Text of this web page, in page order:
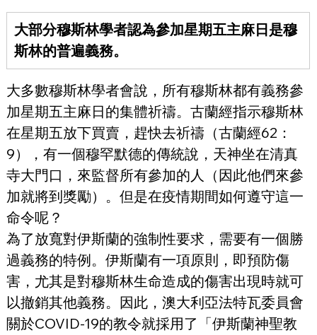
大部分穆斯林學者認為參加星期五主麻日是穆
斯林的普遍義務。
大多數穆斯林學者會說，所有穆斯林都有義務參
加星期五主麻日的集體祈禱。古蘭經指示穆斯林
在星期五放下買賣，趕快去祈禱（古蘭經62：
9），有一個穆罕默德的傳統說，天神坐在清真
寺大門口，來監督所有參加的人（因此他們來參
加就將到獎勵）。但是在疫情期間如何遵守這一
命令呢？
為了放寬對伊斯蘭的強制性要求，需要有一個勝
過義務的特例。伊斯蘭有一項原則，即預防傷
害，尤其是對穆斯林生命造成的傷害出現時就可
以撤銷其他義務。因此，澳大利亞法特瓦委員會
關於COVID-19的教令就採用了「伊斯蘭神聖教